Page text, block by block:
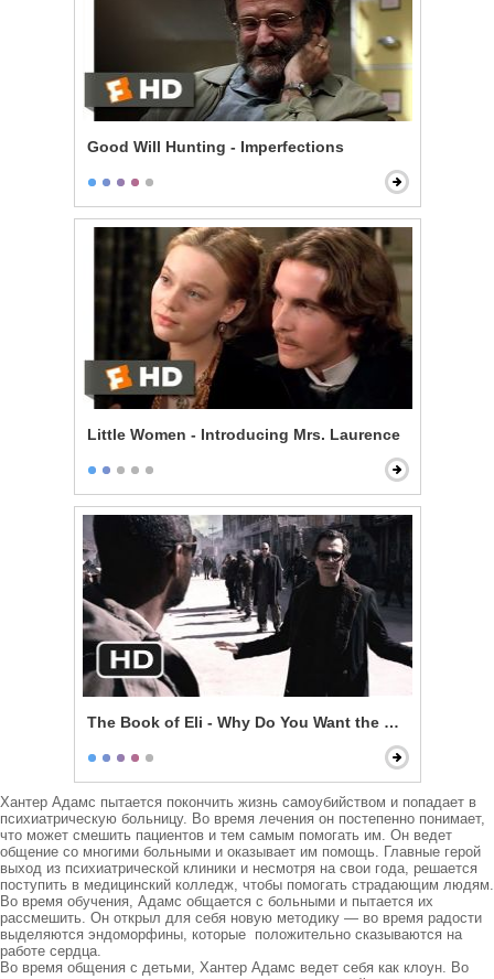
Good Will Hunting - Imperfections
Little Women - Introducing Mrs. Laurence
The Book of Eli - Why Do You Want the Book?
Хантер Адамс пытается покончить жизнь самоубийством и попадает в
психиатрическую больницу. Во время лечения он постепенно понимает,
что может смешить пациентов и тем самым помогать им. Он ведет
общение со многими больными и оказывает им помощь. Главные герой
выход из психиатрической клиники и несмотря на свои года, решается
поступить в медицинский колледж, чтобы помогать страдающим людям.
Во время обучения, Адамс общается с больными и пытается их
рассмешить. Он открыл для себя новую методику — во время радости
выделяются эндоморфины, которые  положительно сказываются на
работе сердца.
Во время общения с детьми, Хантер Адамс ведет себя как клоун. Во